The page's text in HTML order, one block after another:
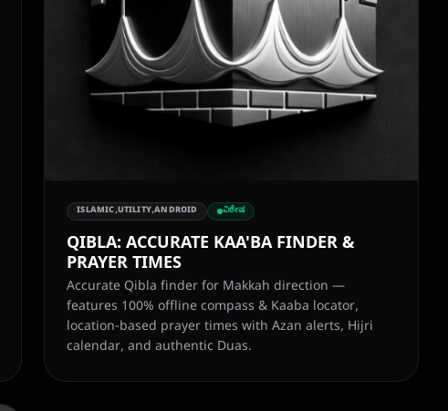
ISLAMIC,UTILITY,ANDROID ವಿಶೇಷ
QIBLA: ACCURATE KAA'BA FINDER &
PRAYER TIMES
Accurate Qibla finder for Makkah direction —
features 100% offline compass & Kaaba locator,
location-based prayer times with Azan alerts, Hijri
calendar, and authentic Duas.